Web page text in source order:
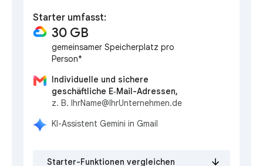
Starter umfasst:
30 GB
gemeinsamer Speicherplatz pro
Person*
Individuelle und sichere
geschäftliche E‑Mail-Adressen,
z. B. IhrName@IhrUnternehmen.de
KI-Assistent Gemini in Gmail
Starter-Funktionen vergleichen